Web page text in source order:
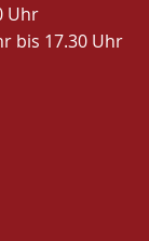
bis 17.30 Uhr